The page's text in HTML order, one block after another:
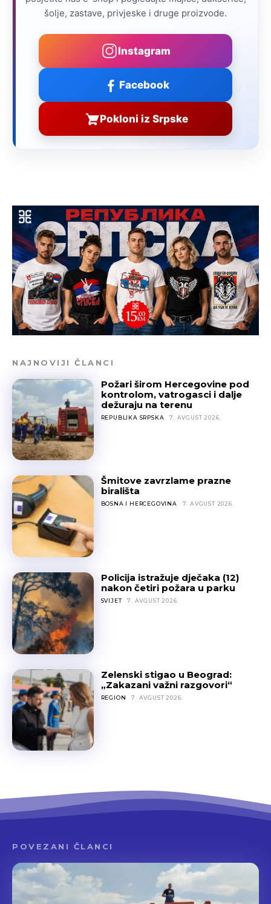
šolje, zastave, privjeske i druge proizvode.
Instagram
Facebook
Pokloni iz Srpske
NAJNOVIJI ČLANCI
Požari širom Hercegovine pod
kontrolom, vatrogasci i dalje
dežuraju na terenu
REPUBLIKA SRPSKA 7. AVGUST 2026.
Šmitove zavrzlame prazne
birališta
BOSNA I HERCEGOVINA 7. AVGUST 2026.
Policija istražuje dječaka (12)
nakon četiri požara u parku
SVIJET 7. AVGUST 2026.
Zelenski stigao u Beograd:
„Zakazani važni razgovori“
REGION 7. AVGUST 2026.
POVEZANI ČLANCI